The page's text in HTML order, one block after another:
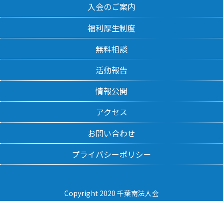
入会のご案内
福利厚生制度
無料相談
活動報告
情報公開
アクセス
お問い合わせ
プライバシーポリシー
Copyright 2020 千葉南法人会